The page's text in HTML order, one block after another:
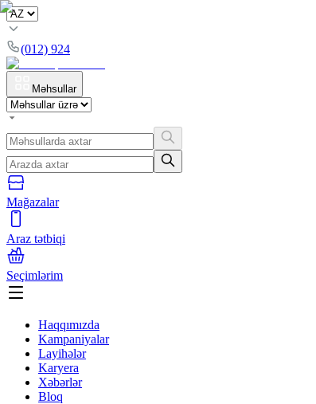
(012) 924
Məhsullar
Mağazalar
Araz tətbiqi
Seçimlərim
Haqqımızda
Kampaniyalar
Layihələr
Karyera
Xəbərlər
Bloq